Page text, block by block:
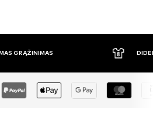
GRĄŽINIMAS